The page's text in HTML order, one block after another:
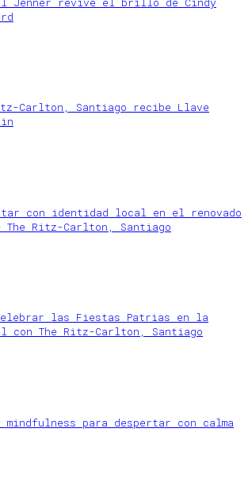
Carlton, Santiago recibe Llave
con identidad local en el renovado
The Ritz-Carlton, Santiago
celebrar las Fiestas Patrias en la
con The Ritz-Carlton, Santiago
mindfulness para despertar con calma